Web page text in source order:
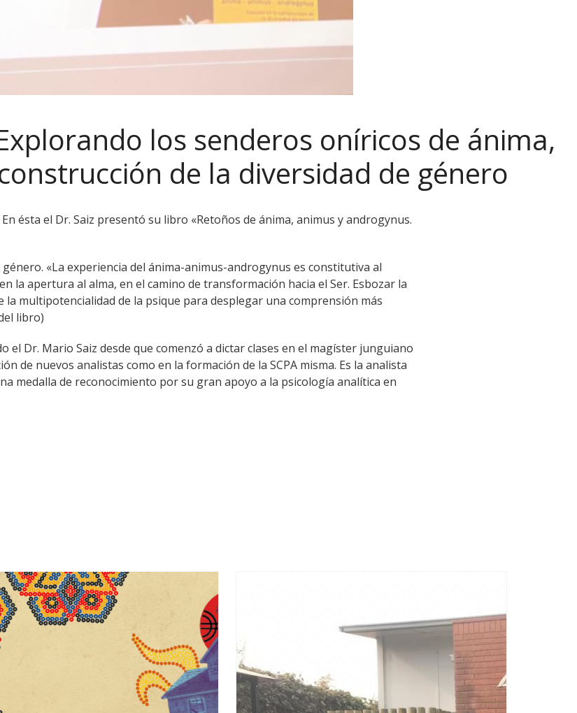
los senderos oníricos de ánima,
de la diversidad de género
ésta el Dr. Saiz presentó su libro «Retoños de ánima, animus y androgynus.
«La experiencia del ánima-animus-androgynus es constitutiva al
la apertura al alma, en el camino de transformación hacia el Ser. Esbozar la
multipotencialidad de la psique para desplegar una comprensión más
libro)
Dr. Mario Saiz desde que comenzó a dictar clases en el magíster junguiano
de nuevos analistas como en la formación de la SCPA misma. Es la analista
medalla de reconocimiento por su gran apoyo a la psicología analítica en